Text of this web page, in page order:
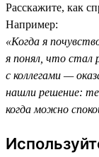
Расскажите, как
Например:
«Когда я
я понял, что стал
с коллегами —
нашли решение:
когда можно